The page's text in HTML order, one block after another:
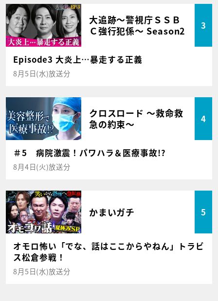
大追跡～警視庁ＳＳＢ
Ｃ強行犯係～ Season2
3
Episode3 大炎上…暴走する正義
8月5日(水)放送分
クロスロード ～救命救
急の約束～
4
＃5 病院激震！パワハラ＆医療事故!?
8月4日(火)放送分
かまいガチ 5
オモロ怖い「でな、話はここからやねん」トラビ
ス松倉参戦！
8月5日(水)放送分